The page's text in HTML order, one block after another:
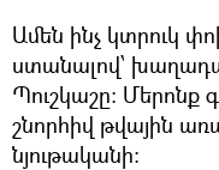
Ամեն ինչ կտրուկ
ստանալով՝
Պուշկաշը։ Մերոնք
շնորհիվ թվային
նյութականի։